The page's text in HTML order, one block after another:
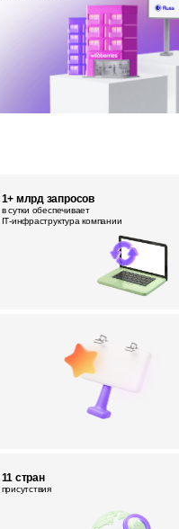
1+ млрд запросов
в сутки обеспечивает
IT‑инфраструктура компании
11 стран
присутствия